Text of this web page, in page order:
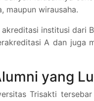
maupun wirausaha.
institusi dari
A dan juga
yang
Trisakti